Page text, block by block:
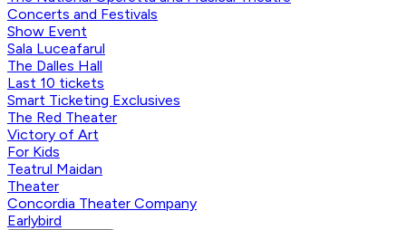
Concerts and Festivals
Show Event
Sala Luceafarul
The Dalles Hall
Last 10 tickets
Smart Ticketing Exclusives
The Red Theater
Victory of Art
For Kids
Teatrul Maidan
Theater
Concordia Theater Company
Earlybird